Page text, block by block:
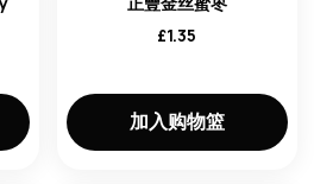
£1.35
加入购物篮